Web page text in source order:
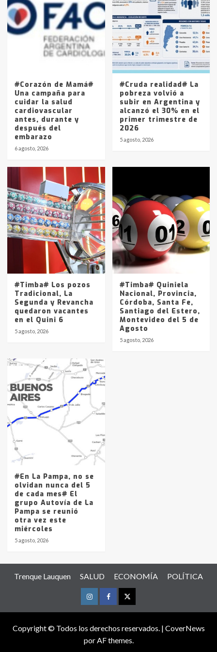
4
Accidente en Ruta 5: falleció un
joven de Trenque Lauquen
Los precios de los combustibles en
La Pampa, desde YPF hasta Axion
entre 857 a 1338 pesos
#Corazón de Mamá#
Una campaña para
cuidar la salud
cardiovascular
antes, durante y
después del
embarazo
6 agosto, 2026
#Cruda realidad# La
pobreza volvió a
subir en Argentina y
alcanzó el 30% en el
primer trimestre de
2026
5 agosto, 2026
#Timba# Los pozos
Tradicional, La
Segunda y Revancha
quedaron vacantes
en el Quini 6
5 agosto, 2026
#Timba# Quiniela
Nacional, Provincia,
Córdoba, Santa Fe,
Santiago del Estero,
Montevideo del 5 de
Agosto
5 agosto, 2026
#En La Pampa, no se
olvidan nunca del 5
de cada mes# El
grupo Autovía de La
Pampa se reunió
otra vez este
miércoles
5 agosto, 2026
Trenque Lauquen SALUD ECONOMÍA POLÍTICA
InstagramFacebookTwitter
Copyright © Todos los derechos reservados. | CoverNews
por AF themes.